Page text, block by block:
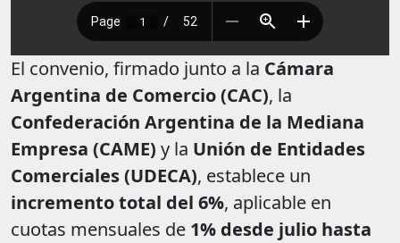
El convenio, firmado junto a la Cámara
Argentina de Comercio (CAC), la
Confederación Argentina de la Mediana
Empresa (CAME) y la Unión de Entidades
Comerciales (UDECA), establece un
incremento total del 6%, aplicable en
cuotas mensuales de 1% desde julio hasta